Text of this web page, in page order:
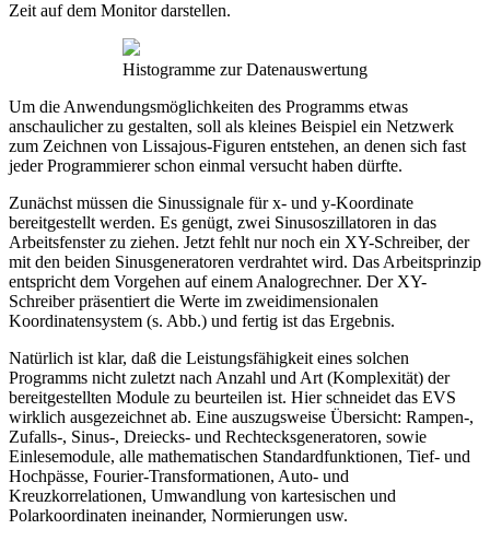
Zeit auf dem Monitor darstellen.
Histogramme zur Datenauswertung
Um die Anwendungsmöglichkeiten des Programms etwas
anschaulicher zu gestalten, soll als kleines Beispiel ein Netzwerk
zum Zeichnen von Lissajous-Figuren entstehen, an denen sich fast
jeder Programmierer schon einmal versucht haben dürfte.
Zunächst müssen die Sinussignale für x- und y-Koordinate
bereitgestellt werden. Es genügt, zwei Sinusoszillatoren in das
Arbeitsfenster zu ziehen. Jetzt fehlt nur noch ein XY-Schreiber, der
mit den beiden Sinusgeneratoren verdrahtet wird. Das Arbeitsprinzip
entspricht dem Vorgehen auf einem Analogrechner. Der XY-
Schreiber präsentiert die Werte im zweidimensionalen
Koordinatensystem (s. Abb.) und fertig ist das Ergebnis.
Natürlich ist klar, daß die Leistungsfähigkeit eines solchen
Programms nicht zuletzt nach Anzahl und Art (Komplexität) der
bereitgestellten Module zu beurteilen ist. Hier schneidet das EVS
wirklich ausgezeichnet ab. Eine auszugsweise Übersicht: Rampen-,
Zufalls-, Sinus-, Dreiecks- und Rechtecksgeneratoren, sowie
Einlesemodule, alle mathematischen Standardfunktionen, Tief- und
Hochpässe, Fourier-Transformationen, Auto- und
Kreuzkorrelationen, Umwandlung von kartesischen und
Polarkoordinaten ineinander, Normierungen usw.